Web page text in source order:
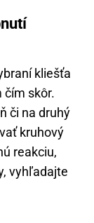
kliešťa
čím skôr.
či na druhý
kruhový
reakciu,
vyhľadajte